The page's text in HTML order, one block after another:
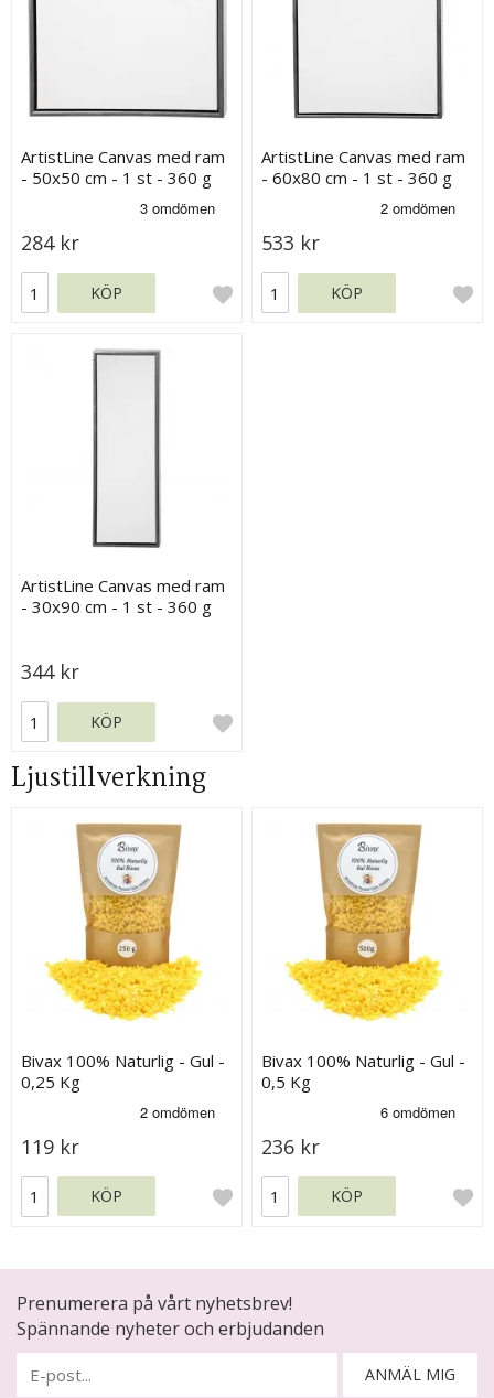
ArtistLine Canvas med ram
- 50x50 cm - 1 st - 360 g
284 kr
KÖP
ArtistLine Canvas med ram
- 60x80 cm - 1 st - 360 g
533 kr
KÖP
ArtistLine Canvas med ram
- 30x90 cm - 1 st - 360 g
344 kr
KÖP
Ljustillverkning
Bivax 100% Naturlig - Gul -
0,25 Kg
119 kr
KÖP
Bivax 100% Naturlig - Gul -
0,5 Kg
236 kr
KÖP
Prenumerera på vårt nyhetsbrev!
Spännande nyheter och erbjudanden
ANMÄL MIG